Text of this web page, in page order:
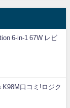
6-in-1 67W レビ
K98M口コミ!ロジク